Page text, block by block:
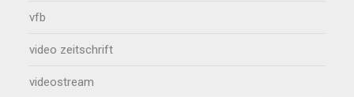
vfb
video zeitschrift
videostream